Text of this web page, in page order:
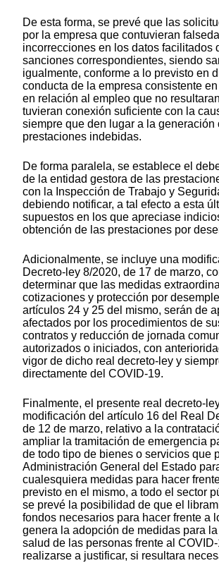
De esta forma, se prevé que las
por la empresa que contuvieran
incorrecciones en los datos facilitados
sanciones correspondientes, siendo
igualmente, conforme a lo previsto en
conducta de la empresa consistente
en relación al empleo que no
tuvieran conexión suficiente con la
siempre que den lugar a la generación
prestaciones indebidas.
De forma paralela, se establece el
de la entidad gestora de las
con la Inspección de Trabajo y
debiendo notificar, a tal efecto a esta
supuestos en los que apreciase
obtención de las prestaciones por
Adicionalmente, se incluye una
Decreto-ley 8/2020, de 17 de marzo,
determinar que las medidas
cotizaciones y protección por
artículos 24 y 25 del mismo, serán de
afectados por los procedimientos de
contratos y reducción de jornada
autorizados o iniciados, con
vigor de dicho real decreto-ley y
directamente del COVID-19.
Finalmente, el presente real decreto-
modificación del artículo 16 del Real
de 12 de marzo, relativo a la
ampliar la tramitación de emergencia
de todo tipo de bienes o servicios que
Administración General del Estado
cualesquiera medidas para hacer
previsto en el mismo, a todo el sector
se prevé la posibilidad de que el
fondos necesarios para hacer frente a
genera la adopción de medidas para
salud de las personas frente al
realizarse a justificar, si resultara